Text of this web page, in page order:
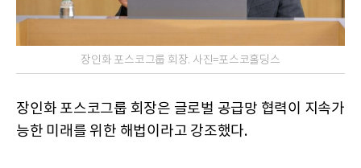
장인화 포스코그룹 회장. 사진=포스코홀딩스
장인화 포스코그룹 회장은 글로벌 공급망 협력이 지속가
능한 미래를 위한 해법이라고 강조했다.